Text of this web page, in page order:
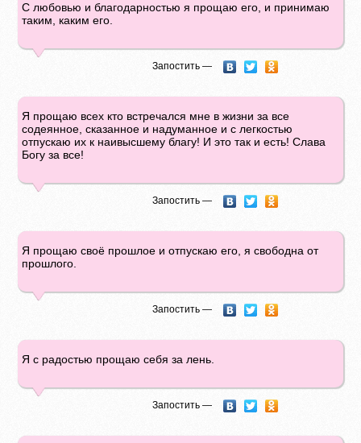
С любовью и благодарностью я прощаю его, и принимаю
таким, каким его.
Запостить —
Я прощаю всех кто встречался мне в жизни за все
содеянное, сказанное и надуманное и с легкостью
отпускаю их к наивысшему благу! И это так и есть! Слава
Богу за все!
Запостить —
Я прощаю своё прошлое и отпускаю его, я свободна от
прошлого.
Запостить —
Я с радостью прощаю себя за лень.
Запостить —